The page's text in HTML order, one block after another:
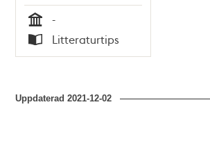
Tid
-
Typ
Litteraturtips
Uppdaterad2021-12-02